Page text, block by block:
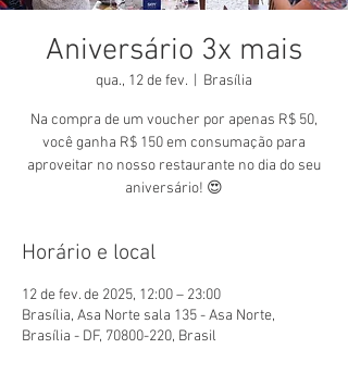
Aniversário 3x mais
qua., 12 de fev. Brasília
Na compra de um voucher por apenas R$ 50,
você ganha R$ 150 em consumação para
aproveitar no nosso restaurante no dia do seu
aniversário! 😍
Horário e local
12 de fev. de 2025, 12:00 – 23:00
Brasília, Asa Norte sala 135 - Asa Norte,
Brasília - DF, 70800-220, Brasil